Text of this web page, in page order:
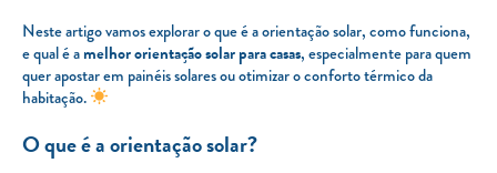
Neste artigo vamos explorar o que é a orientação solar, como funciona,
e qual é amelhor orientação solar para casas, especialmente para quem
quer apostar em painéis solares ou otimizar o conforto térmico da
habitação.
O que é a orientação solar?